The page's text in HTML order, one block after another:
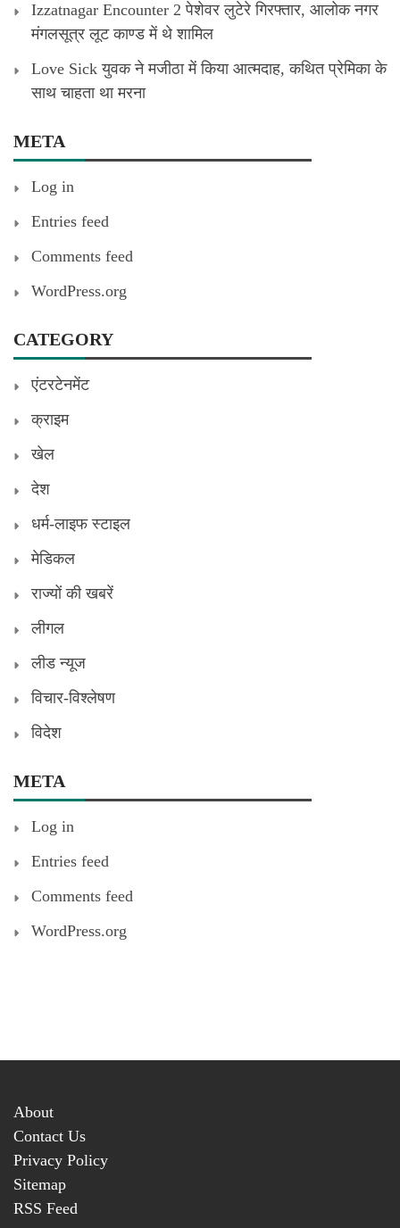
Izzatnagar Encounter 2 पेशेवर लुटेरे गिरफ्तार, आलोक नगर
मंगलसूत्र लूट काण्‍ड में थे शामिल
Love Sick युवक ने मजीठा में किया आत्मदाह, कथित प्रेमिका के
साथ चाहता था मरना
META
Log in
Entries feed
Comments feed
WordPress.org
CATEGORY
एंटरटेनमेंट
क्राइम
खेल
देश
धर्म-लाइफ स्टाइल
मेडिकल
राज्यों की खबरें
लीगल
लीड न्यूज
विचार-विश्लेषण
विदेश
META
Log in
Entries feed
Comments feed
WordPress.org
About
Contact Us
Privacy Policy
Sitemap
RSS Feed